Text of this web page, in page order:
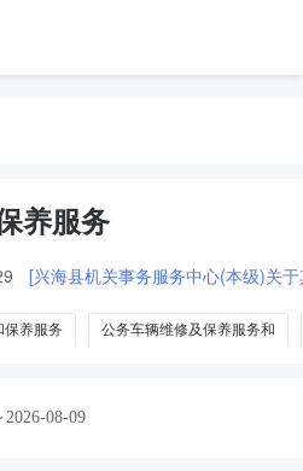
养服务
[兴海县机关事务服务中心(本级)关
保养服务 公务车辆维修及保养服务和
2026-08-09